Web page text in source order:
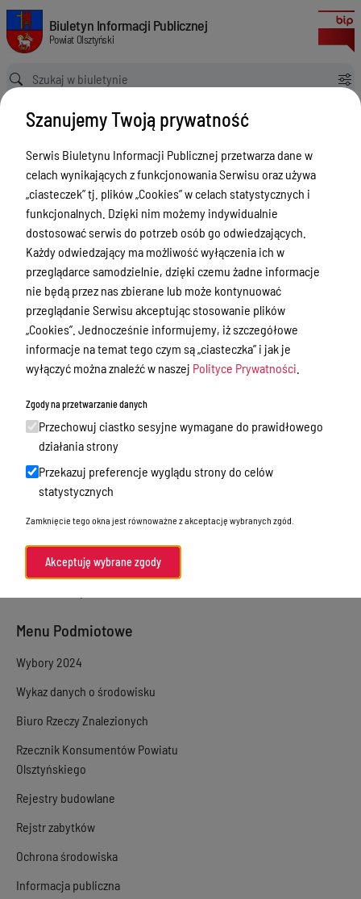
Zgłoszenia budowy 2024
Biuletyn Informacji Publicznej Powiat Olsztyński
Biuletyn Informacji Publicznej
Powiat Olsztyński
Ścieżka powrotu
Strona główna Rejestry budowlane Zgłoszenia budowy 2024
Rejestry budowlane
Menu Przedmiotowe
Kontakt i telefony w urzędzie
Ogłoszenia
Powiat Olsztyński
Rada Powiatu
Starostwo Powiatowe
Zbycie, użytkowanie wieczyste, najem,
dzierżawa, użyczenie
Sprawy załatwiane internetowo
Oświadczenia majątkowe
e-Puap/ e-Doręczenia
Akty prawne
Menu Podmiotowe
Wybory 2024
Wykaz danych o środowisku
Biuro Rzeczy Znalezionych
Rzecznik Konsumentów Powiatu
Olsztyńskiego
Rejestry budowlane
Rejstr zabytków
Ochrona środowiska
Informacja publiczna
Szanujemy Twoją prywatność
Serwis Biuletynu Informacji Publicznej przetwarza dane w
celach wynikających z funkcjonowania Serwisu oraz używa
„ciasteczek” tj. plików „Cookies” w celach statystycznych i
funkcjonalnych. Dzięki nim możemy indywidualnie
dostosować serwis do potrzeb osób go odwiedzających.
Każdy odwiedzający ma możliwość wyłączenia ich w
przeglądarce samodzielnie, dzięki czemu żadne informacje
nie będą przez nas zbierane lub może kontynuować
przeglądanie Serwisu akceptując stosowanie plików
„Cookies”. Jednocześnie informujemy, iż szczegółowe
informacje na temat tego czym są „ciasteczka” i jak je
wyłączyć można znaleźć w naszej Polityce Prywatności
Zgody na przetwarzanie danych
Przechowuj ciastko sesyjne wymagane do prawidłowego
działania strony
Przekazuj preferencje wyglądu strony do celów
statystycznych
Zamknięcie tego okna jest równoważne z akceptację wybranych zgód.
Akceptuję wybrane zgody